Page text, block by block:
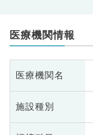
医療機関情報
医療機関名
施設種別